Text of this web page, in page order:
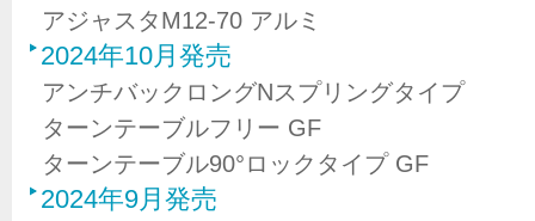
アジャスタM12-70 アルミ
2024年10月発売
アンチバックロングNスプリングタイプ
ターンテーブルフリー GF
ターンテーブル90°ロックタイプ GF
2024年9月発売